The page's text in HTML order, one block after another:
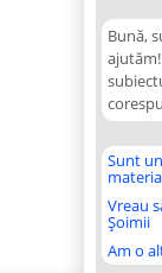
Bună,
Sunt
Vreau
Șoimii
Am o